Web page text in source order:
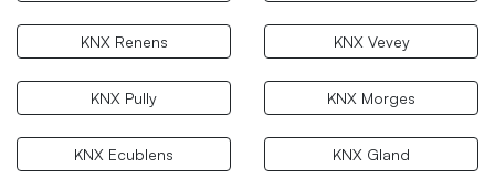
KNX Renens KNX Vevey
KNX Pully KNX Morges
KNX Ecublens KNX Gland